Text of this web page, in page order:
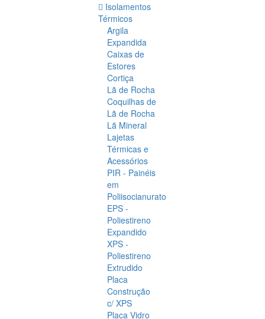
Isolamentos
Térmicos
Argila
Expandida
Caixas de
Estores
Cortiça
Lã de Rocha
Coquilhas de
Lã de Rocha
Lã Mineral
Lajetas
Térmicas e
Acessórios
PIR - Painéis
em
Poliisocianurato
EPS -
Poliestireno
Expandido
XPS -
Poliestireno
Extrudido
Placa
Construção
c/ XPS
Placa Vidro